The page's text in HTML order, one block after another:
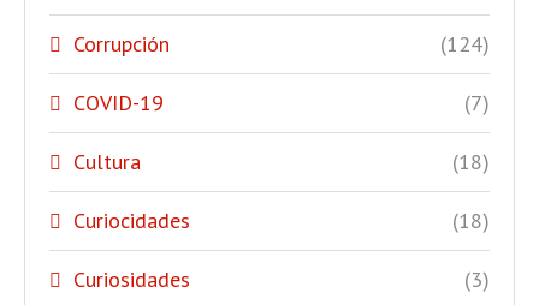
Corrupción (124)
COVID-19 (7)
Cultura (18)
Curiocidades (18)
Curiosidades (3)